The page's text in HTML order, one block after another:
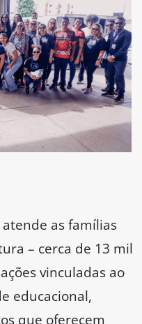
as famílias
– cerca de 13 mil
vinculadas ao
educacional,
que oferecem